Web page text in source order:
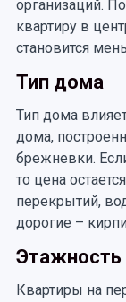
организаций.
квартиру в
становится
Тип дома
Тип дома
дома,
брежневки.
то цена
перекрытий,
дорогие –
Этажность
Квартиры на